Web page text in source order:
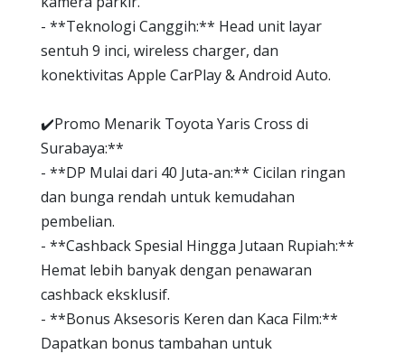
- **Teknologi Canggih:** Head unit layar
sentuh 9 inci, wireless charger, dan
konektivitas Apple CarPlay & Android Auto.
✔️Promo Menarik Toyota Yaris Cross di
Surabaya:**
- **DP Mulai dari 40 Juta-an:** Cicilan ringan
dan bunga rendah untuk kemudahan
pembelian.
- **Cashback Spesial Hingga Jutaan Rupiah:**
Hemat lebih banyak dengan penawaran
cashback eksklusif.
- **Bonus Aksesoris Keren dan Kaca Film:**
Dapatkan bonus tambahan untuk